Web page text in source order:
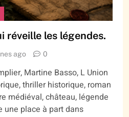
réveille les légendes.
ago 0
Martine Basso, L Union
thriller historique, roman
médiéval, château, légende
une place à part dans